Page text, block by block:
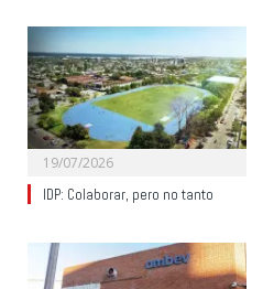
19/07/2026
IDP: Colaborar, pero no tanto